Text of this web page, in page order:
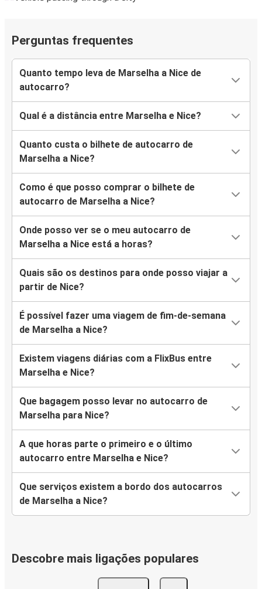
Perguntas frequentes
Quanto tempo leva de Marselha a Nice de
autocarro?
Qual é a distância entre Marselha e Nice?
Quanto custa o bilhete de autocarro de
Marselha a Nice?
Como é que posso comprar o bilhete de
autocarro de Marselha a Nice?
Onde posso ver se o meu autocarro de
Marselha a Nice está a horas?
Quais são os destinos para onde posso viajar a
partir de Nice?
É possível fazer uma viagem de fim-de-semana
de Marselha a Nice?
Existem viagens diárias com a FlixBus entre
Marselha e Nice?
Que bagagem posso levar no autocarro de
Marselha para Nice?
A que horas parte o primeiro e o último
autocarro entre Marselha e Nice?
Que serviços existem a bordo dos autocarros
de Marselha a Nice?
Descobre mais ligações populares